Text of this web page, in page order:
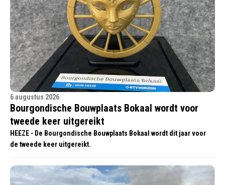
6 augustus 2026
Bourgondische Bouwplaats Bokaal wordt voor
tweede keer uitgereikt
HEEZE - De Bourgondische Bouwplaats Bokaal wordt dit jaar voor
de tweede keer uitgereikt.